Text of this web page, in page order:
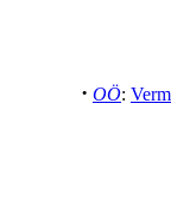
· OÖ: